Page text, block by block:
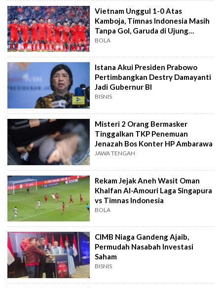
Vietnam Unggul 1-0 Atas
Kamboja, Timnas Indonesia Masih
Tanpa Gol, Garuda di Ujung
Tanduk
BOLA
Istana Akui Presiden Prabowo
Pertimbangkan Destry Damayanti
Jadi Gubernur BI
BISNIS
Misteri 2 Orang Bermasker
Tinggalkan TKP Penemuan
Jenazah Bos Konter HP Ambarawa
JAWA TENGAH
Rekam Jejak Aneh Wasit Oman
Khalfan Al-Amouri Laga Singapura
vs Timnas Indonesia
BOLA
CIMB Niaga Gandeng Ajaib,
Permudah Nasabah Investasi
Saham
BISNIS